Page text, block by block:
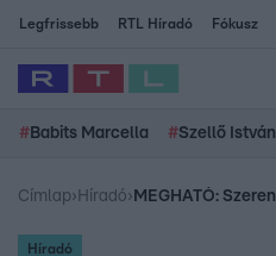
Legfrissebb RTL Híradó Fókusz
# Babits Marcella #Szellő István
Címlap› Híradó›
Híradó